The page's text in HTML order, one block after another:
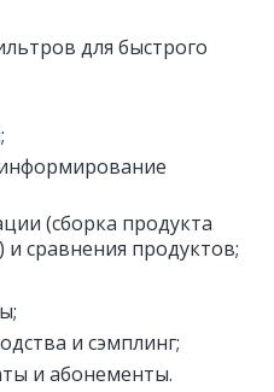
для быстрого
(сборка продукта
и сравнения продуктов;
и сэмплинг;
и абонементы.